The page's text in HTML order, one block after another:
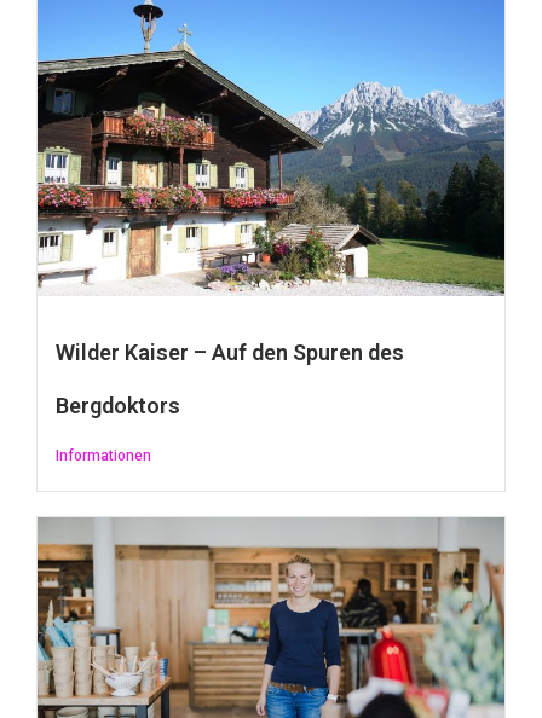
Wilder Kaiser – Auf den Spuren des
Bergdoktors
Informationen